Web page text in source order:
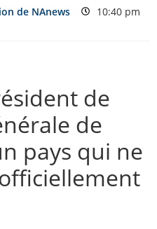
de NAnews
10:40 pm
de
de
pays qui ne